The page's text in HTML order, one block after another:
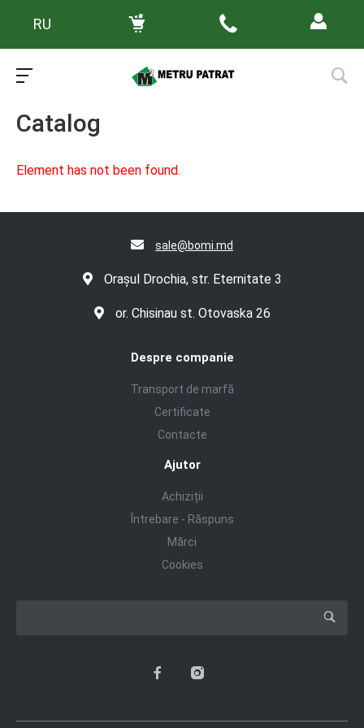
RU
Main Каталог товаров
Catalog
Element has not been found.
sale@bomi.md
Orașul Drochia, str. Eternitate 3
or. Chisinau st. Otovaska 26
Despre companie
Transport de marfă
Certificate
Contacte
Ajutor
Achiziții
Întrebare - Răspuns
Mărci
Cookies